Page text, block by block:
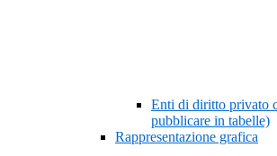
Enti di diritto privato
pubblicare in tabelle)
Rappresentazione grafica